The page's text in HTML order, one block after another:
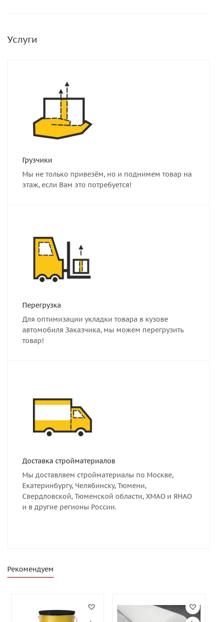
Услуги
Грузчики
Мы не только привезём, но и поднимем товар на
этаж, если Вам это потребуется!
Перегрузка
Для оптимизации укладки товара в кузове
автомобиля Заказчика, мы можем перегрузить
товар!
Доставка стройматериалов
Мы доставляем стройматериалы по Москве,
Екатеринбургу, Челябинску, Тюмени,
Свердловской, Тюменской области, ХМАО и ЯНАО
и в другие регионы России.
Рекомендуем